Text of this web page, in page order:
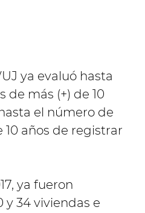
ya evaluó hasta
más (+) de 10
el número de
años de registrar
ya fueron
34 viviendas e